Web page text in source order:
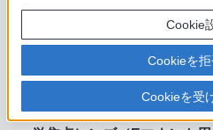
E PZ 18-200mm F3.5-6.3 OSS
E 55-210mm F4.5-6.3 OSS
E 70-350mm F4.5-6.3 G OSS
Cookie
Cookieを拒
Cookieを受